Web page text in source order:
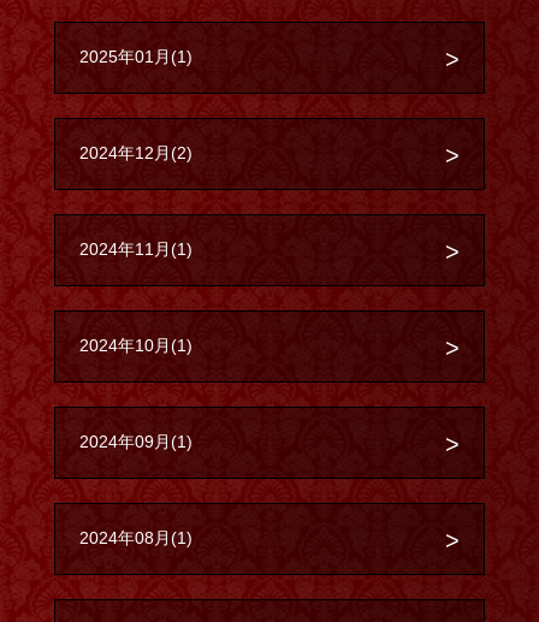
2025年01月(1)
2024年12月(2)
2024年11月(1)
2024年10月(1)
2024年09月(1)
2024年08月(1)